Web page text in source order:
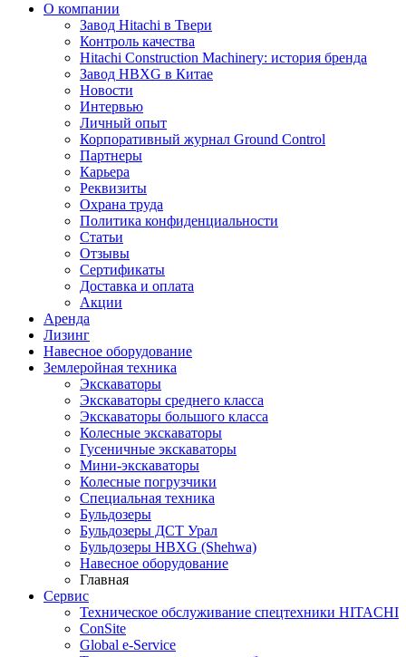
О компании
Завод Hitachi в Твери
Контроль качества
Hitachi Construction Machinery: история бренда
Завод HBXG в Китае
Новости
Интервью
Личный опыт
Корпоративный журнал Ground Control
Партнеры
Карьера
Реквизиты
Охрана труда
Политика конфиденциальности
Статьи
Отзывы
Сертификаты
Доставка и оплата
Акции
Аренда
Лизинг
Навесное оборудование
Землеройная техника
Экскаваторы
Экскаваторы среднего класса
Экскаваторы большого класса
Колесные экскаваторы
Гусеничные экскаваторы
Мини-экскаваторы
Колесные погрузчики
Специальная техника
Бульдозеры
Бульдозеры ДСТ Урал
Бульдозеры HBXG (Shehwa)
Навесное оборудование
Главная
Сервис
Техническое обслуживание спецтехники HITACHI
ConSite
Global e-Service